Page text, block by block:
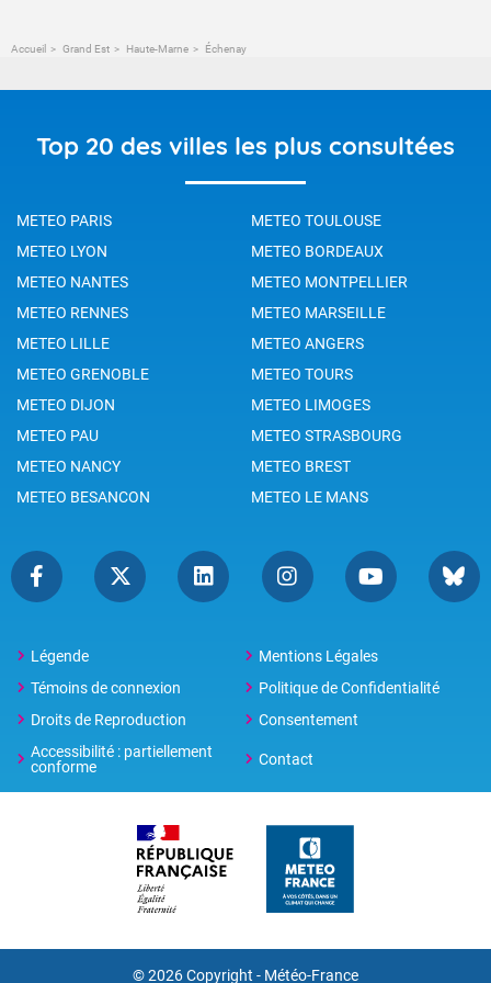
Accueil Grand Est Haute-Marne Échenay
Top 20 des villes les plus consultées
METEO PARIS
METEO TOULOUSE
METEO LYON
METEO BORDEAUX
METEO NANTES
METEO MONTPELLIER
METEO RENNES
METEO MARSEILLE
METEO LILLE
METEO ANGERS
METEO GRENOBLE
METEO TOURS
METEO DIJON
METEO LIMOGES
METEO PAU
METEO STRASBOURG
METEO NANCY
METEO BREST
METEO BESANCON
METEO LE MANS
Légende
Mentions Légales
Témoins de connexion
Politique de Confidentialité
Droits de Reproduction
Consentement
Accessibilité : partiellement
conforme
Contact
© 2026 Copyright - Météo-France